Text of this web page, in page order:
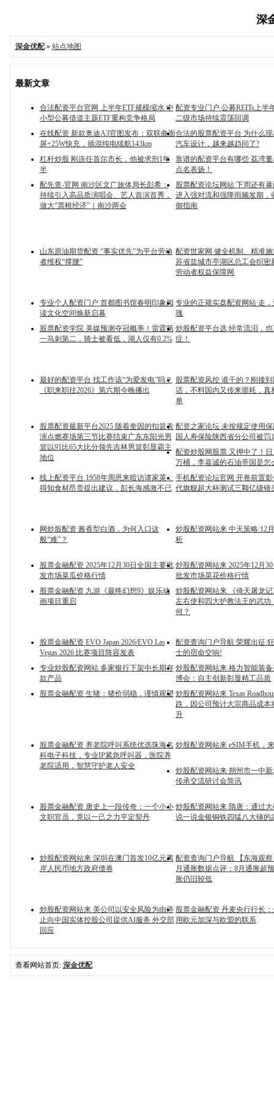
深
深金优配» 站点地图
最新文章
合法配资平台官网 上半年ETF规模缩水 中
小型公募借道主题ETF重构竞争格局
配资专业门户 公募REITs上半
二级市场持续震荡回调
在线配资 新款奥迪A3官图发布：双联曲面
屏+25W快充，插混纯电续航143km
合法的股票配资平台 为什么
汽车设计，越来越趋同了?
杠杆炒股 刚连任首尔市长，他被求刑1年
半
靠谱的配资平台有哪些 荔湾
点名表扬！
配先查-官网 南沙区文广旅体局长彭希：
持续引入高品质演唱会、艺人首演首秀，
做大“票根经济”｜南沙两会
股票配资论坛网站 下周还有
进入强对流和强降雨频发期，
御指南
山东原油期货配资 “事实优先”为平台劳动
者维权“撑腰”
配资世家网 健全机制、精准
苏省盐城市亭湖区总工会织密
劳动者权益保障网
专业个人配资门户 首都图书馆春明印象阅
读文化空间焕新启幕
专业的正规实盘配资网站 走
瑰
股票配资学院 美媒预测夺冠概率！雷霆第
一马刺第二，骑士被看低，湖人仅有0.2%
炒股配资平台选 经常流泪，
症！
最好的配资平台 找工作该“为爱发电”吗？
《职来职往2026》第六期今晚播出
股票配资风控 谁干的？刚接
话，不料国内又传来噩耗，真
单
股票配资最新平台2025 随着奎因的扣篮表
演点燃赛场第三节比赛结束广东东阳光男
篮以91比65大比分领先吉林男篮彰显霸主
地位
配资之家论坛 未按规定使用
国人寿保险陕西省分公司被罚
配资炒股网股票 又押中了！
万桶，李嘉诚的石油帝国是怎
线上配资平台 1958年周恩来暗访谭家菜，
得知食材昂贵提出建议，彭长海感激不已
手机配资论坛官网 开卷前置
代旗舰超大杯测试三颗亿级镜
网炒股配资 酱香型白酒，为何入口这
般“难”？
炒股配资网站来 中天策略:12
析
股票金融配资 2025年12月30日全国主要批
发市场菜瓜价格行情
炒股配资网站来 2025年12月
批发市场菜花价格行情
股票金融配资 九游《最终幻想9》娱乐动
画项目重启
炒股配资网站来 《倚天屠龙
左右使和四大护教法王的武功
何？
股票金融配资 EVO Japan 2026/EVO Las
Vegas 2026 比赛项目阵容发表
配资查询门户导航 荣耀出征:
士的宿命交响!
专业炒股配资网站 多家银行下架中长期存
款产品
炒股配资网站来 格力智能装备
博会：自主创新彰显精工品质
股票金融配资 生猪：猪价弱稳，谨慎观望 炒股配资网站来 Texas
跌，因公司预计大宗商品成本
升
股票金融配资 养老院呼叫系统优选珠海名
科电子科技，专业IP紧急呼叫器，医院养
老院适用，智慧守护老人安全
炒股配资网站来 eSIM手机，
炒股配资网站来 朔州市一中
传承交流研讨会简讯
股票金融配资 唐史上一段传奇：一个小小
文职官员，竟以一己之力平定契丹
炒股配资网站来 隋唐：通过
说一说金银铜铁四猛八大锤的
炒股配资网站来 深圳在澳门首发10亿元离
岸人民币地方政府债券
配资查询门户导航 【东海观察
月通胀数据点评：8月通胀超
胀仍旧较低
炒股配资网站来 美公司以安全风险为由停
止向中国实体控股公司提供AI服务 外交部
回应
股票金融配资 丹麦央行行长
用欧元加深与欧盟的联系
查看网站首页: 深金优配